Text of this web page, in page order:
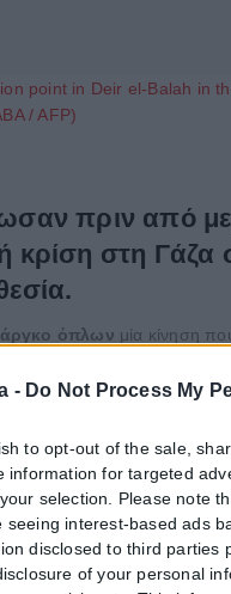
- Do Not Process My
to opt-out of the sale,
information for targeted
selection. Please note
seeing interest-based ads
disclosed to third parties
of your personal
point in Deir el-Balah in
/ AFP)
πριν από
στη Γάζα
όπλων μία κίνηση
πριν από μερικές ημέρες
τον Γκάλαντ πως
ο Λόιντ Όστιν
Ισραήλαναφορικά με το
ενέργειες
πωςοι ΗΠΑ προχώρησαν